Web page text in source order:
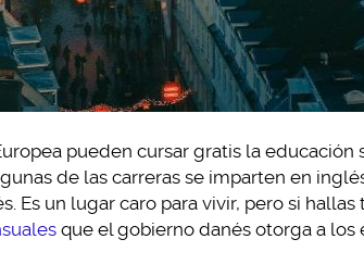
pueden cursar gratis la educación
de las carreras se imparten en
Es un lugar caro para vivir, pero si
que el gobierno danés otorga a los